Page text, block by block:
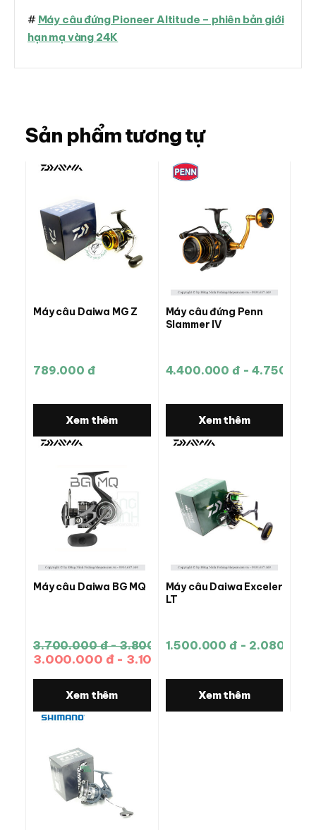
# Máy câu đứng Pioneer Altitude – phiên bản giới
hạn mạ vàng 24K
Sản phẩm tương tự
Máy câu Daiwa MG Z
789.000 đ
Xem thêm
Máy câu đứng Penn
Slammer IV
4.400.000 đ -
Xem thêm
Máy câu Daiwa BG MQ
3.700.000 đ - 3.800.000 đ
3.000.000 đ - 3.100.000 đ
Xem thêm
Máy câu Daiwa Exceler
LT
1.500.000 đ - 2.080.000
Xem thêm